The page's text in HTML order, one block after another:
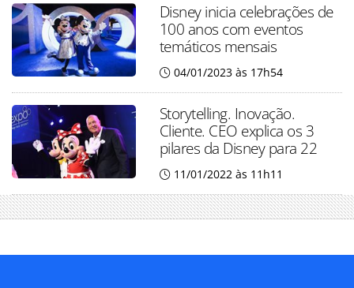
Disney inicia celebrações de
100 anos com eventos
temáticos mensais
04/01/2023 às 17h54
Storytelling. Inovação.
Cliente. CEO explica os 3
pilares da Disney para 22
11/01/2022 às 11h11